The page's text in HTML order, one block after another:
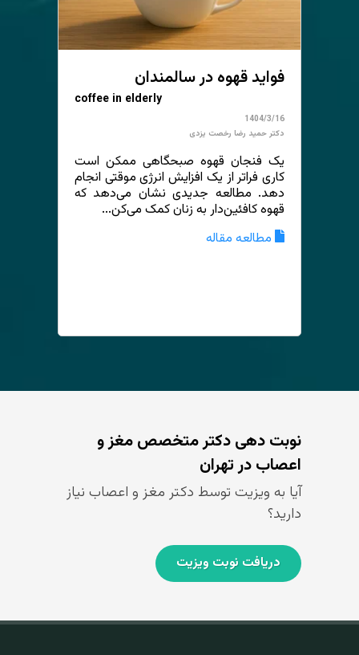
فواید قهوه در سالمندان
coffee in elderly
1404/3/16
دکتر حمید رضا رخصت یزدی
یک فنجان قهوه صبحگاهی ممکن است
کاری فراتر از یک افزایش انرژی موقتی انجام
دهد. مطالعه جدیدی نشان می‌دهد که
قهوه کافئین‌دار به زنان کمک می‌کن...
مطالعه مقاله
نوبت دهی دکتر متخصص مغز و
اعصاب در تهران
آیا به ویزیت توسط دکتر مغز و اعصاب نیاز
دارید؟
دریافت نوبت ویزیت